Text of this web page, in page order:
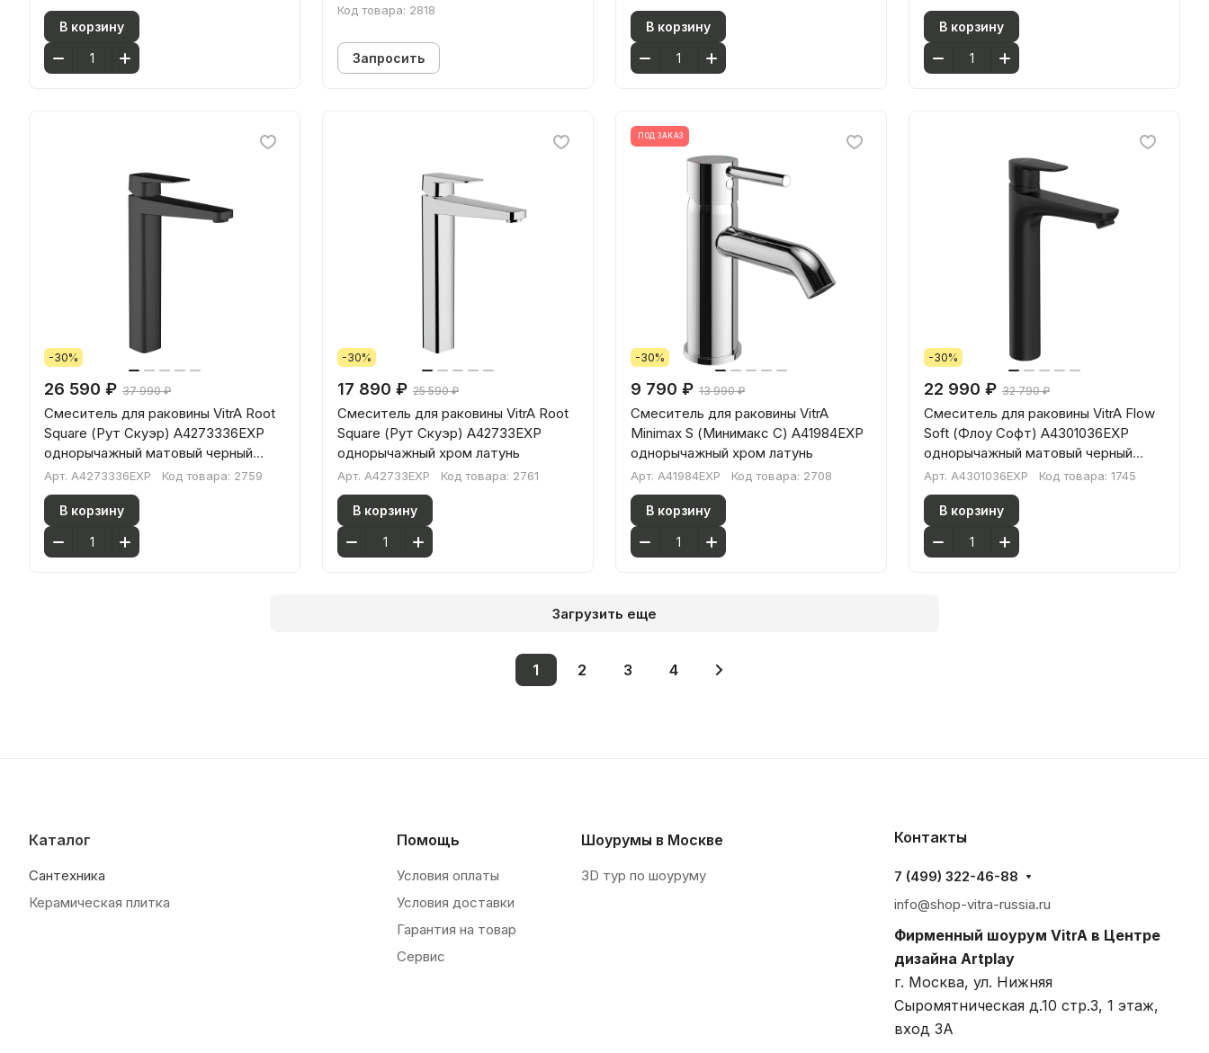
В корзину
Код товара: 2818
Запросить
В корзину В корзину
-30%
26 590 ₽ 37 990 ₽
Смеситель для раковины VitrA Root
Square (Рут Скуэр) A4273336EXP
однорычажный матовый черный
латунь
Арт. A4273336EXP Код товара: 2759
В корзину
-30%
17 890 ₽ 25 590 ₽
Смеситель для раковины VitrA Root
Square (Рут Скуэр) A42733EXP
однорычажный хром латунь
Арт. A42733EXP Код товара: 2761
В корзину
ПОД ЗАКАЗ
-30%
9 790 ₽ 13 990 ₽
Смеситель для раковины VitrA
Minimax S (Минимакс С) A41984EXP
однорычажный хром латунь
Арт. A41984EXP Код товара: 2708
В корзину
-30%
22 990 ₽ 32 790 ₽
Смеситель для раковины VitrA Flow
Soft (Флоу Софт) A4301036EXP
однорычажный матовый черный
латунь
Арт. A4301036EXP Код товара: 1745
В корзину
Загрузить еще
1 2 3 4
Каталог
Сантехника
Керамическая плитка
Помощь
Условия оплаты
Условия доставки
Гарантия на товар
Сервис
Шоурумы в Москве
3D тур по шоуруму
Контакты
7 (499) 322-46-88
info@shop-vitra-russia.ru
Фирменный шоурум VitrA в Центре
дизайна Artplay
г. Москва, ул. Нижняя
Сыромятническая д.10 стр.3, 1 этаж,
вход 3A